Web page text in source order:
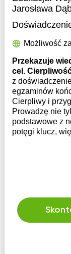
Jarosława
Możliwość
Przekazuje
cel.
z
egzaminów
Cierpliwy i
Prowadzę nie
podstawowe z
potęgi klucz,